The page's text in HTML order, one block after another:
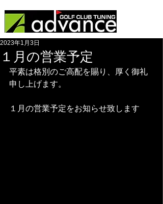
１月の営業予定
2023年1月3日
平素は格別のご高配を賜り、厚く御礼
申し上げます。
１月の営業予定をお知らせ致します